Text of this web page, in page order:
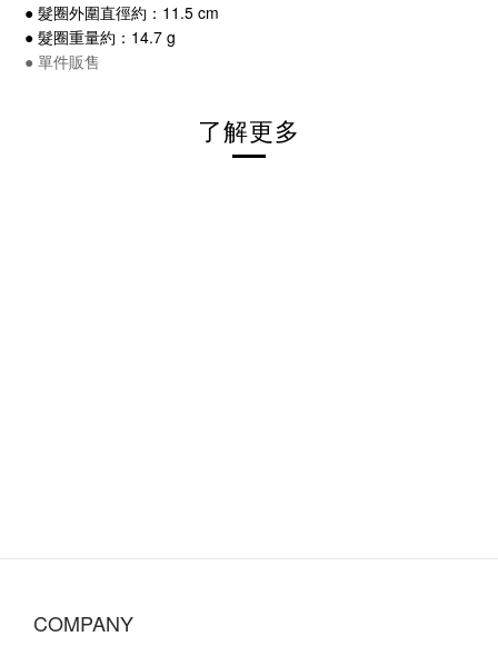
● 髮圈外圍直徑約：11.5 cm
● 髮圈重量約：14.7 g
● 單件販售
了解更多
COMPANY